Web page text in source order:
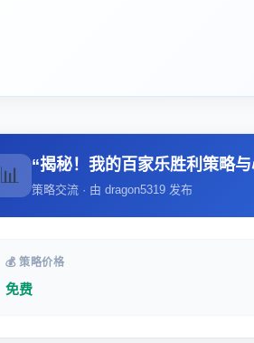
📊 “揭秘！我的百家乐胜利策略
策略交流 · 由 dragon5319 发布
💰 策略价格
免费